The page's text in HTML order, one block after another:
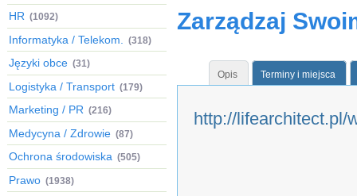
HR (1092)
Informatyka / Telekom. (318)
Języki obce (31)
Logistyka / Transport (179)
Marketing / PR (216)
Medycyna / Zdrowie (87)
Ochrona środowiska (505)
Prawo (1938)
Zarządzaj
Opis Terminy i miejsca
http://lifearchitect.pl/